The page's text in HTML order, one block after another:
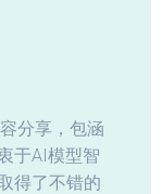
分享，包涵
于AI模型智
得了不错的